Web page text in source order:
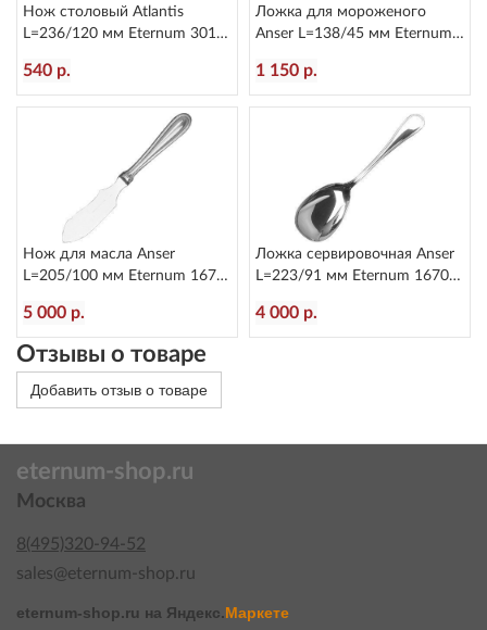
Нож столовый Atlantis
L=236/120 мм Eternum 3010-
540 р.
Ложка для мороженого
Anser L=138/45 мм Eternum
1 150 р.
Нож для масла Anser
L=205/100 мм Eternum 1670-
5 000 р.
Ложка сервировочная Anser
L=223/91 мм Eternum 1670-
4 000 р.
Отзывы о товаре
Добавить отзыв о товаре
eternum-shop.ru
Москва
8(495)320-94-52
sales@eternum-shop.ru
eternum-shop.ru на Яндекс.Маркете